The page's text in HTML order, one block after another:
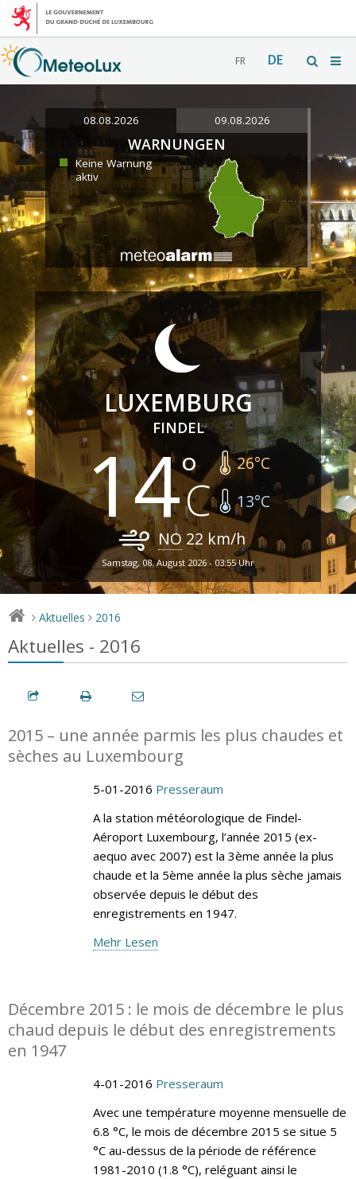
FR DE
08.08.2026 09.08.2026
WARNUNGEN
Keine Warnung
aktiv
LUXEMBURG
FINDEL
14 26°C
13°C
NO 22 km/h
Samstag, 08. August 2026 - 03:55 Uhr
> Aktuelles > 2016
Aktuelles - 2016
2015 – une année parmis les plus chaudes et
sèches au Luxembourg
5-01-2016 Presseraum
A la station météorologique de Findel-
Aéroport Luxembourg, l’année 2015 (ex-
aequo avec 2007) est la 3ème année la plus
chaude et la 5ème année la plus sèche jamais
observée depuis le début des
enregistrements en 1947.
Mehr Lesen
Décembre 2015 : le mois de décembre le plus
chaud depuis le début des enregistrements
en 1947
4-01-2016 Presseraum
Avec une température moyenne mensuelle de
6.8 °C, le mois de décembre 2015 se situe 5
°C au-dessus de la période de référence
1981-2010 (1.8 °C), reléguant ainsi le